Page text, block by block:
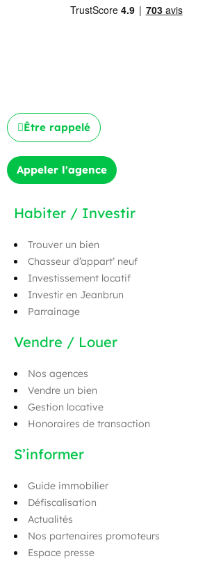
Être rappelé
Appeler l'agence
Habiter / Investir
Trouver un bien
Chasseur d’appart’ neuf
Investissement locatif
Investir en Jeanbrun
Parrainage
Vendre / Louer
Nos agences
Vendre un bien
Gestion locative
Honoraires de transaction
S’informer
Guide immobilier
Défiscalisation
Actualités
Nos partenaires promoteurs
Espace presse